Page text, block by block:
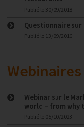
Publié le 30/09/2018
Questionnaire
Publié le 13/09/2016
Webinaires
Webinar sur le
world – from why
Publié le 05/10/2023